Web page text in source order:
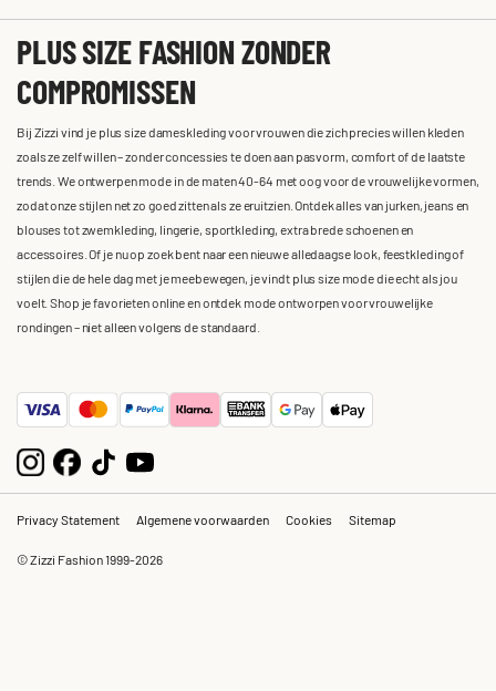
PLUS SIZE FASHION ZONDER
COMPROMISSEN
Bij Zizzi vind je plus size dameskleding voor vrouwen die zich precies willen kleden
zoals ze zelf willen – zonder concessies te doen aan pasvorm, comfort of de laatste
trends. We ontwerpen mode in de maten 40-64 met oog voor de vrouwelijke vormen,
zodat onze stijlen net zo goed zitten als ze eruitzien. Ontdek alles van jurken, jeans en
blouses tot zwemkleding, lingerie, sportkleding, extra brede schoenen en
accessoires. Of je nu op zoek bent naar een nieuwe alledaagse look, feestkleding of
stijlen die de hele dag met je meebewegen, je vindt plus size mode die echt als jou
voelt. Shop je favorieten online en ontdek mode ontworpen voor vrouwelijke
rondingen – niet alleen volgens de standaard.
Privacy Statement Algemene voorwaarden Cookies Sitemap
© Zizzi Fashion 1999-2026